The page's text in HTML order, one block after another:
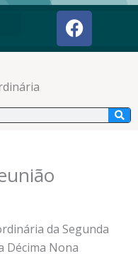
F
a
c
o
o
da Segunda
Décima Nona